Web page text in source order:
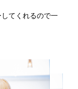
てくれるので一